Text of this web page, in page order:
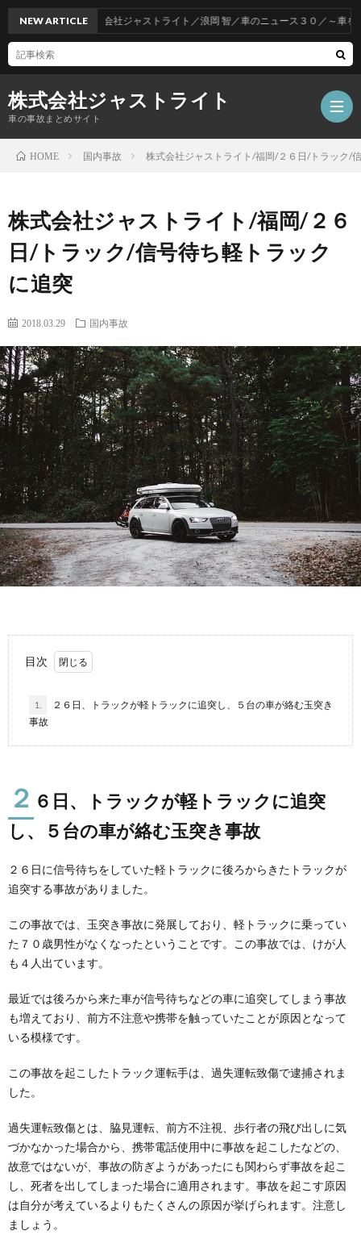
株式会社ジャストライト
車の事故まとめサイト
故
運
転
NEW ARTICLE株式会社ジャストライト／浪岡 智／車のニュース３０／～車をお得
HOME 国内事故 株式会社ジャストライト/福岡/２６日/トラック/
株式会社ジャストライト/福岡/２６
日/トラック/信号待ち軽トラック
に追突
2018.03.29 国内事故
目次
1.
２６日、トラックが軽トラックに追突し、５台の車が絡む玉突き
事故
２ ６日、トラックが軽トラックに追突
し、５台の車が絡む玉突き事故
２６日に信号待ちをしていた軽トラックに後ろからきたトラックが
追突する事故がありました。
この事故では、玉突き事故に発展しており、軽トラックに乗ってい
た７０歳男性がなくなったということです。この事故では、けが人
も４人出ています。
最近では後ろから来た車が信号待ちなどの車に追突してしまう事故
も増えており、前方不注意や携帯を触っていたことが原因となって
いる模様です。
この事故を起こしたトラック運転手は、過失運転致傷で逮捕されま
した。
過失運転致傷とは、脇見運転、前方不注視、歩行者の飛び出しに気
づかなかった場合から、携帯電話使用中に事故を起こしたなどの、
故意ではないが、事故の防ぎようがあったにも関わらず事故を起こ
し、死者を出してしまった場合に適用されます。事故を起こす原因
は自分が考えているよりもたくさんの原因が挙げられます。注意し
ましょう。